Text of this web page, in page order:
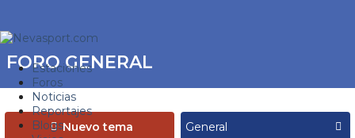
Estaciones
Foros
Noticias
Reportajes
Blogs
FORO GENERAL
Nuevo tema